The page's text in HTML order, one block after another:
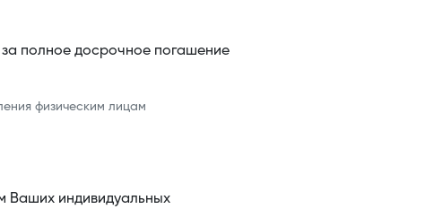
полное досрочное погашение
физическим лицам
Ваших индивидуальных